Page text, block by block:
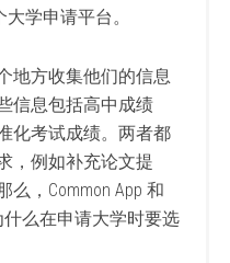
学申请平台。
地方收集他们的信息
信息包括高中成绩
化考试成绩。两者都
，例如补充论文提
，Common App 和
什么在申请大学时要选